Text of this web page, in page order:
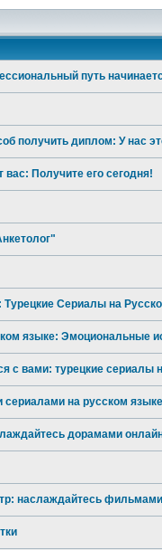
путь
получить диплом: У нас
Получите его сегодня!
Сериалы на
языке: Эмоциональные
с вами: турецкие сериалы
сериалами на русском
дорамами
наслаждайтесь